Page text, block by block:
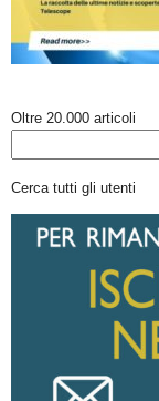
Oltre 20.000 articoli
Cerca tutti gli utenti